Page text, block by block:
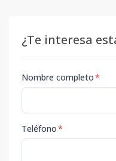
¿Te interesa
Nombre completo*
Teléfono*